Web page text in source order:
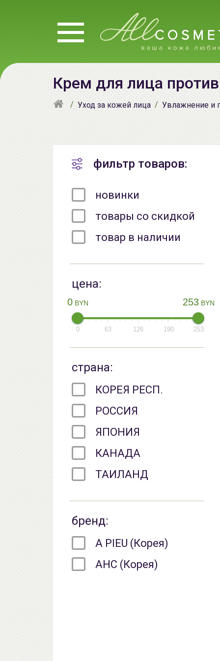
Крем для лица
Уход за кожей лица Увлажнение и
фильтр товаров:
новинки
товары со скидкой
товар в наличии
цена:
0 BYN 253 BYN
0 63 126 190 253
страна:
КОРЕЯ РЕСП.
РОССИЯ
ЯПОНИЯ
КАНАДА
ТАИЛАНД
бренд:
A PIEU (Корея)
AHC (Корея)